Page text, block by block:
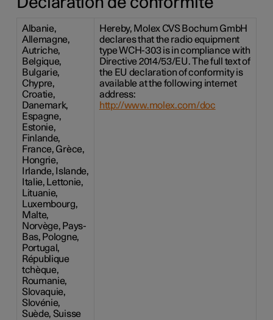
Albanie,
Allemagne,
Autriche,
Belgique,
Bulgarie,
Chypre,
Croatie,
Danemark,
Espagne,
Estonie,
Finlande,
France, Grèce,
Hongrie,
Irlande, Islande,
Italie, Lettonie,
Lituanie,
Luxembourg,
Malte,
Norvège, Pays-
Bas, Pologne,
Portugal,
République
tchèque,
Roumanie,
Slovaquie,
Slovénie,
Suède, Suisse
Hereby, Molex CVS Bochum GmbH
declares that the radio equipment
type WCH-303 is in compliance with
Directive 2014/53/EU. The full text of
the EU declaration of conformity is
available at the following internet
address:
http://www.molex.com/doc